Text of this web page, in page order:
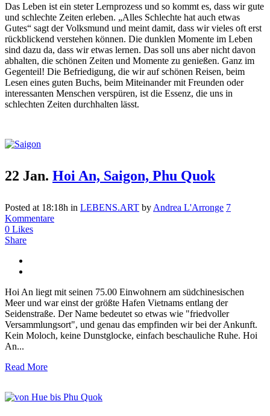
Das Leben ist ein steter Lernprozess und so kommt es, dass wir gute
und schlechte Zeiten erleben. „Alles Schlechte hat auch etwas
Gutes“ sagt der Volksmund und meint damit, dass wir vieles oft erst
rückblickend verstehen können. Die dunklen Momente im Leben
sind dazu da, dass wir etwas lernen. Das soll uns aber nicht davon
abhalten, die schönen Zeiten und Momente zu genießen. Ganz im
Gegenteil! Die Befriedigung, die wir auf schönen Reisen, beim
Lesen eines guten Buchs, beim Miteinander mit Freunden oder
interessanten Menschen verspüren, ist die Essenz, die uns in
schlechten Zeiten durchhalten lässt.
22 Jan. Hoi An, Saigon, Phu Quok
Posted at 18:18h in LEBENS.ART by Andrea L'Arronge 7
Kommentare
0 Likes
Share
Hoi An liegt mit seinen 75.00 Einwohnern am südchinesischen
Meer und war einst der größte Hafen Vietnams entlang der
Seidenstraße. Der Name bedeutet so etwas wie "friedvoller
Versammlungsort", und genau das empfinden wir bei der Ankunft.
Kein Moloch, keine Dunstglocke, einfach beschauliche Ruhe. Hoi
An...
Read More